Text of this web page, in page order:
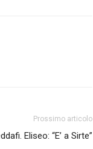
Prossimo articolo
Eliseo: “E’ a Sirte”